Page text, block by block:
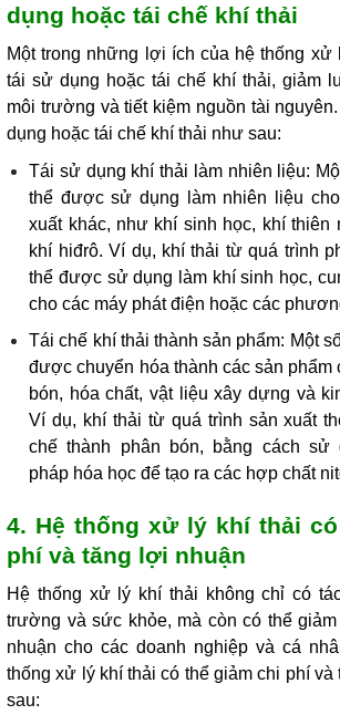
dụng hoặc tái chế khí thải
Một trong những lợi ích của hệ thống xử
tái sử dụng hoặc tái chế khí thải, giảm
môi trường và tiết kiệm nguồn tài
dụng hoặc tái chế khí thải như sau:
Tái sử dụng khí thải làm nhiên liệu:
thể được sử dụng làm nhiên liệu
xuất khác, như khí sinh học, khí thiên
khí hiđrô. Ví dụ, khí thải từ quá trình
thể được sử dụng làm khí sinh học,
cho các máy phát điện hoặc các
Tái chế khí thải thành sản phẩm: Một
được chuyển hóa thành các sản phẩm
bón, hóa chất, vật liệu xây dựng và
Ví dụ, khí thải từ quá trình sản xuất
chế thành phân bón, bằng cách sử
pháp hóa học để tạo ra các hợp chất
4. Hệ thống xử lý khí thải
phí và tăng lợi nhuận
Hệ thống xử lý khí thải không chỉ có
trường và sức khỏe, mà còn có thể
nhuận cho các doanh nghiệp và cá
thống xử lý khí thải có thể giảm chi phí
sau: